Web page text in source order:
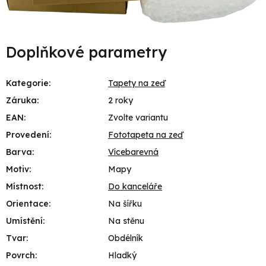
Doplňkové parametry
Kategorie:
Tapety na zeď
Záruka:
2 roky
EAN:
Zvolte variantu
Provedení:
Fototapeta na zeď
Barva:
Vícebarevná
Motiv:
Mapy
Místnost:
Do kanceláře
Orientace:
Na šířku
Umístění:
Na stěnu
Tvar:
Obdélník
Povrch:
Hladký